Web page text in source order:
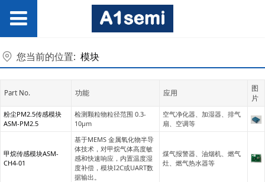
您当前的位置: 模块
Part No. 功能 应用
图
片
粉尘PM2.5传感模块
ASM-PM2.5
检测颗粒物粒径范围 0.3-
10μm
空气净化器、加湿器、排气
扇、空调等
甲烷传感模块ASM-
CH4-01
基于MEMS 金属氧化物半导
体技术，对甲烷气体高度敏
感和快速响应，内置温度湿
度补偿，模块I2C或UART数
据输出。
煤气报警器、油烟机、燃气
灶、燃气热水器等